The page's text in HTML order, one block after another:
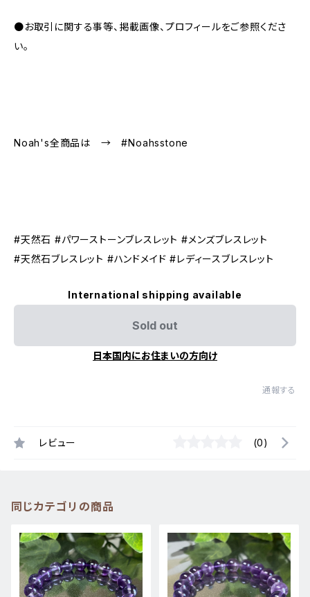
●お取引に関する事等、掲載画像、プロフィールをご参照くださ
い。
Noah's全商品は → #Noahsstone
#天然石 #パワーストーンブレスレット #メンズブレスレット
#天然石ブレスレット #ハンドメイド #レディースブレスレット
International shipping available
Sold out
日本国内にお住まいの方向け
通報する
レビュー (0)
同じカテゴリの商品